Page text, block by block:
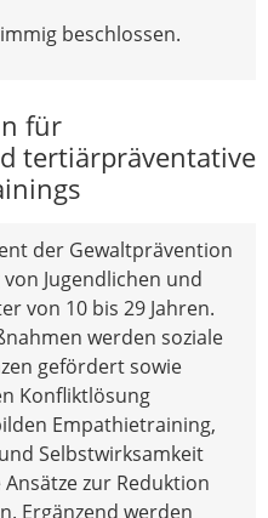
beschlossen.
für
tertiärpräventative
der Gewaltprävention
Jugendlichen und
von 10 bis 29 Jahren.
werden soziale
gefördert sowie
Konfliktlösung
Empathietraining,
Selbstwirksamkeit
zur Reduktion
Ergänzend werden